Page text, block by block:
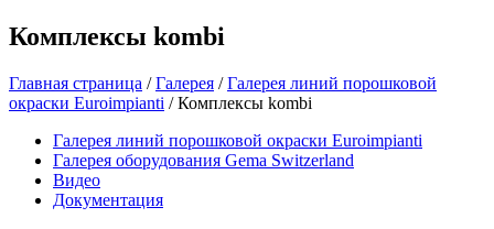
Комплексы kombi
Главная страница /Галерея /Галерея линий порошковой
окраски Euroimpianti /Комплексы kombi
Галерея линий порошковой окраски Euroimpianti
Галерея оборудования Gema Switzerland
Видео
Документация